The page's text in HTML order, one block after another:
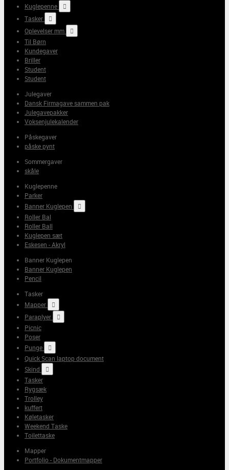
Kuglepenne

Tasker

Oplevelser mm

Til Børn
Kundegaver
Briller
Student
Student
Julegaver
Dansk Firmagave sammen pak
Julegavepakker
Voksenjulekalender
Påskegaver
påske pynt
Sommergaver
skåle
Kuglepenne
Parker
Banner Kuglepen

Roller Bal
Roller Ball
Kuglepen sæt
Eskesen - Akryl
Banner Kuglepen
Banner Kuglepen
Pencil
Tasker
Mapper

Paraplyer

Picnic
Poser
Punge

Quick Scan laptop document
Skind

Tasker
Rygsæk
Trolley
kuffert
Køletasker
Weekend Taske
Toilettaske
Mapper
Portfolio - Dokumentmapper